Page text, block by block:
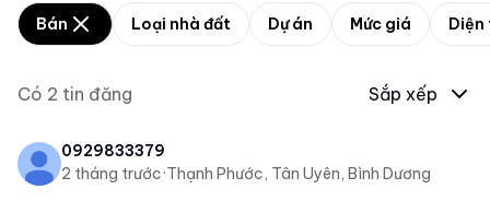
Bán Loại nhà đất Dự án Mức giá
Có 2 tin đăng Sắp xếp
0929833379
2 tháng trước·Thạnh Phước, Tân Uyên, Bình Dương